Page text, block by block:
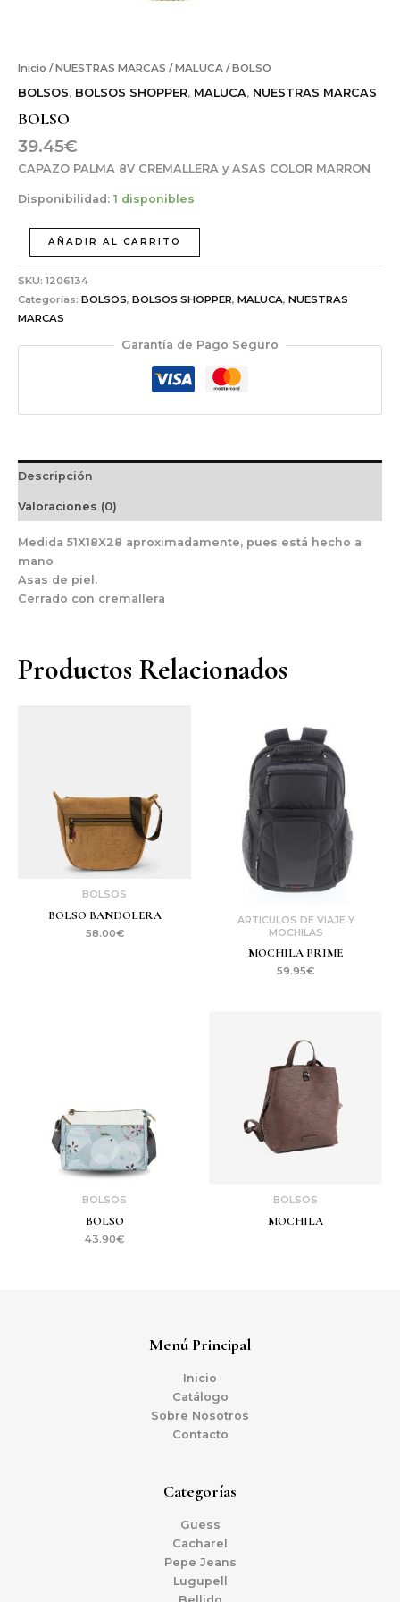
Inicio /NUESTRAS MARCAS /MALUCA / BOLSO
BOLSOS, BOLSOS SHOPPER, MALUCA, NUESTRAS MARCAS
BOLSO
39.45€
CAPAZO PALMA 8V CREMALLERA y ASAS COLOR MARRON
Disponibilidad: 1 disponibles
AÑADIR AL CARRITO
SKU: 1206134
Categorías: BOLSOS, BOLSOS SHOPPER, MALUCA, NUESTRAS
MARCAS
Garantía de Pago Seguro
Descripción
Valoraciones (0)
Medida 51X18X28 aproximadamente, pues está hecho a
mano
Asas de piel.
Cerrado con cremallera
Productos Relacionados
BOLSOS
BOLSO BANDOLERA
58.00€
ARTICULOS DE VIAJE Y
MOCHILAS
MOCHILA PRIME
59.95€
BOLSOS
BOLSO
43.90€
BOLSOS
MOCHILA
Menú Principal
Inicio
Catálogo
Sobre Nosotros
Contacto
Categorías
Guess
Cacharel
Pepe Jeans
Lugupell